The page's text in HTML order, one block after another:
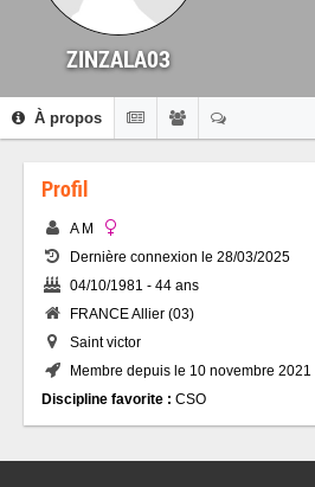
ZINZALA03
À propos
Profil
A M
Dernière connexion le 28/03/2025
04/10/1981 - 44 ans
FRANCE Allier (03)
Saint victor
Membre depuis le 10 novembre 2021
Discipline favorite : CSO